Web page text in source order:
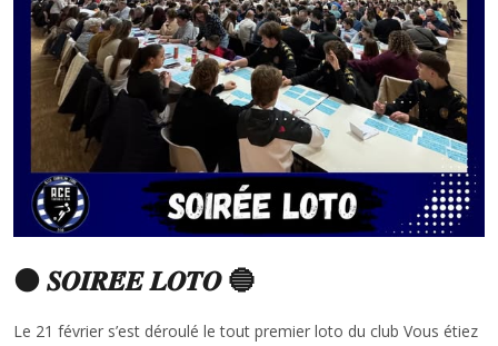
⚫️ 𝑺𝑶𝑰𝑹𝑬́𝑬 𝑳𝑶𝑻𝑶 🔵
Le 21 février s’est déroulé le tout premier loto du club Vous étiez